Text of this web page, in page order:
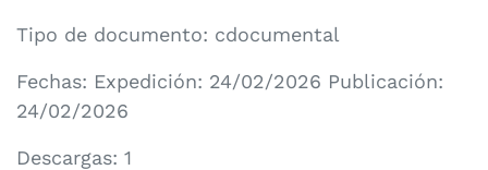
Tipo de documento: cdocumental
Fechas: Expedición: 24/02/2026 Publicación:
24/02/2026
Descargas: 1